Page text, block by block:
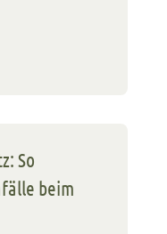
So
beim